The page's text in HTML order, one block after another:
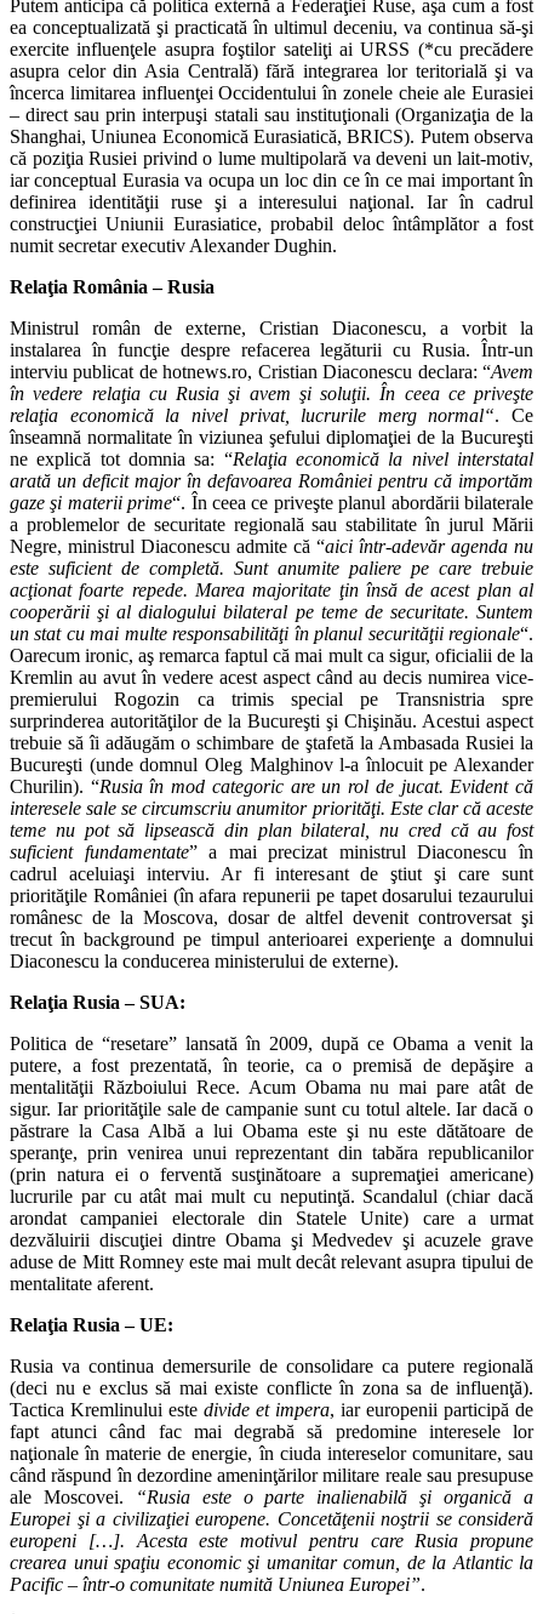
Putem anticipa că politica externă a Federaţiei Ruse, aşa cum a fost
ea conceptualizată şi practicată în ultimul deceniu, va continua să-şi
exercite influenţele asupra foştilor sateliţi ai URSS (*cu precădere
asupra celor din Asia Centrală) fără integrarea lor teritorială şi va
încerca limitarea influenţei Occidentului în zonele cheie ale Eurasiei
– direct sau prin interpuşi statali sau instituţionali (Organizaţia de la
Shanghai, Uniunea Economică Eurasiatică, BRICS). Putem observa
că poziţia Rusiei privind o lume multipolară va deveni un lait-motiv,
iar conceptual Eurasia va ocupa un loc din ce în ce mai important în
definirea identităţii ruse şi a interesului naţional. Iar în cadrul
construcţiei Uniunii Eurasiatice, probabil deloc întâmplător a fost
numit secretar executiv Alexander Dughin.
Relaţia România – Rusia
Ministrul român de externe, Cristian Diaconescu, a vorbit la
instalarea în funcţie despre refacerea legăturii cu Rusia. Într-un
interviu publicat de hotnews.ro, Cristian Diaconescu declara: “Avem
în vedere relaţia cu Rusia şi avem şi soluţii. În ceea ce priveşte
relaţia economică la nivel privat, lucrurile merg normal“. Ce
înseamnă normalitate în viziunea şefului diplomaţiei de la Bucureşti
ne explică tot domnia sa: “Relaţia economică la nivel interstatal
arată un deficit major în defavoarea României pentru că importăm
gaze şi materii prime“. În ceea ce priveşte planul abordării bilaterale
a problemelor de securitate regională sau stabilitate în jurul Mării
Negre, ministrul Diaconescu admite că “aici într-adevăr agenda nu
este suficient de completă. Sunt anumite paliere pe care trebuie
acţionat foarte repede. Marea majoritate ţin însă de acest plan al
cooperării şi al dialogului bilateral pe teme de securitate. Suntem
un stat cu mai multe responsabilităţi în planul securităţii regionale“.
Oarecum ironic, aş remarca faptul că mai mult ca sigur, oficialii de la
Kremlin au avut în vedere acest aspect când au decis numirea vice-
premierului Rogozin ca trimis special pe Transnistria spre
surprinderea autorităţilor de la Bucureşti şi Chişinău. Acestui aspect
trebuie să îi adăugăm o schimbare de ştafetă la Ambasada Rusiei la
Bucureşti (unde domnul Oleg Malghinov l-a înlocuit pe Alexander
Churilin). “Rusia în mod categoric are un rol de jucat. Evident că
interesele sale se circumscriu anumitor priorităţi. Este clar că aceste
teme nu pot să lipsească din plan bilateral, nu cred că au fost
suficient fundamentate” a mai precizat ministrul Diaconescu în
cadrul aceluiaşi interviu. Ar fi interesant de ştiut şi care sunt
priorităţile României (în afara repunerii pe tapet dosarului tezaurului
românesc de la Moscova, dosar de altfel devenit controversat şi
trecut în background pe timpul anterioarei experienţe a domnului
Diaconescu la conducerea ministerului de externe).
Relaţia Rusia – SUA:
Politica de “resetare” lansată în 2009, după ce Obama a venit la
putere, a fost prezentată, în teorie, ca o premisă de depăşire a
mentalităţii Războiului Rece. Acum Obama nu mai pare atât de
sigur. Iar priorităţile sale de campanie sunt cu totul altele. Iar dacă o
păstrare la Casa Albă a lui Obama este şi nu este dătătoare de
speranţe, prin venirea unui reprezentant din tabăra republicanilor
(prin natura ei o ferventă susţinătoare a supremaţiei americane)
lucrurile par cu atât mai mult cu neputinţă. Scandalul (chiar dacă
arondat campaniei electorale din Statele Unite) care a urmat
dezvăluirii discuţiei dintre Obama şi Medvedev şi acuzele grave
aduse de Mitt Romney este mai mult decât relevant asupra tipului de
mentalitate aferent.
Relaţia Rusia – UE:
Rusia va continua demersurile de consolidare ca putere regională
(deci nu e exclus să mai existe conflicte în zona sa de influenţă).
Tactica Kremlinului este divide et impera, iar europenii participă de
fapt atunci când fac mai degrabă să predomine interesele lor
naţionale în materie de energie, în ciuda intereselor comunitare, sau
când răspund în dezordine ameninţărilor militare reale sau presupuse
ale Moscovei.
“Rusia este o parte inalienabilă şi organică a
Europei şi a civilizaţiei europene. Concetăţenii noştrii se consideră
europeni […]. Acesta este motivul pentru care Rusia propune
crearea unui spaţiu economic şi umanitar comun, de la Atlantic la
Pacific – într-o comunitate numită Uniunea Europei”.